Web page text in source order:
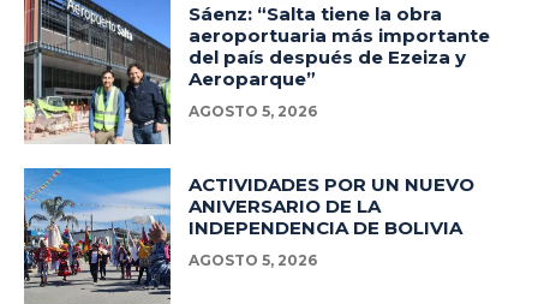
Sáenz: “Salta tiene la obra
aeroportuaria más importante
del país después de Ezeiza y
Aeroparque”
AGOSTO 5, 2026
ACTIVIDADES POR UN NUEVO
ANIVERSARIO DE LA
INDEPENDENCIA DE BOLIVIA
AGOSTO 5, 2026